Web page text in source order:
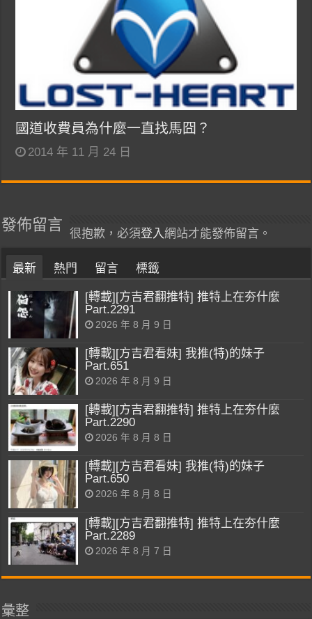
國道收費員為什麼一直找馬囧？
2014 年 11 月 24 日
發佈留言
很抱歉，必須登入網站才能發佈留言。
最新 熱門 留言 標籤
[轉載][方吉君翻推特] 推特上在夯什麼
Part.2291
2026 年 8 月 9 日
[轉載][方吉君看妹] 我推(特)的妹子
Part.651
2026 年 8 月 9 日
[轉載][方吉君翻推特] 推特上在夯什麼
Part.2290
2026 年 8 月 8 日
[轉載][方吉君看妹] 我推(特)的妹子
Part.650
2026 年 8 月 8 日
[轉載][方吉君翻推特] 推特上在夯什麼
Part.2289
2026 年 8 月 7 日
彙整